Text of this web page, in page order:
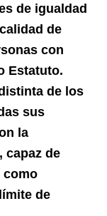
de igualdad
de
con
Estatuto.
de los
sus
la
capaz de
como
de